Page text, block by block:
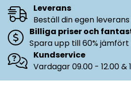
Leverans
Beställ din egen
Billiga priser och
Spara upp till 60%
Kundservice
Vardagar 09.00 - 12.00 &